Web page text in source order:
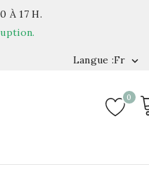
À 17 H.
Langue :fr 
0